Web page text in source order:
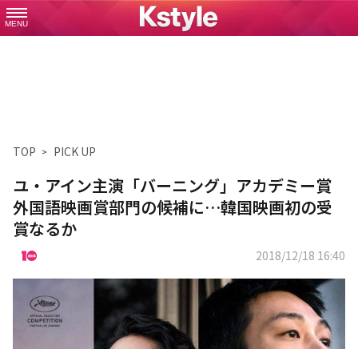
MENU
TOP PICK UP
ユ・アイン主演「バーニング」アカデミー賞
外国語映画賞部門の候補に…韓国映画初の受
賞なるか
2018/12/18 16:40